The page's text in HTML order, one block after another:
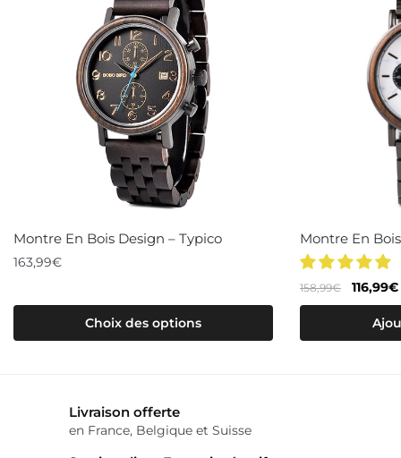
Montre En Bois Design – Typico
163,99€
Choix des options
a
options
Montre En
158,99€
Le
prix
initial
était :
116,99€
Livraison offerte
en France, Belgique et Suisse